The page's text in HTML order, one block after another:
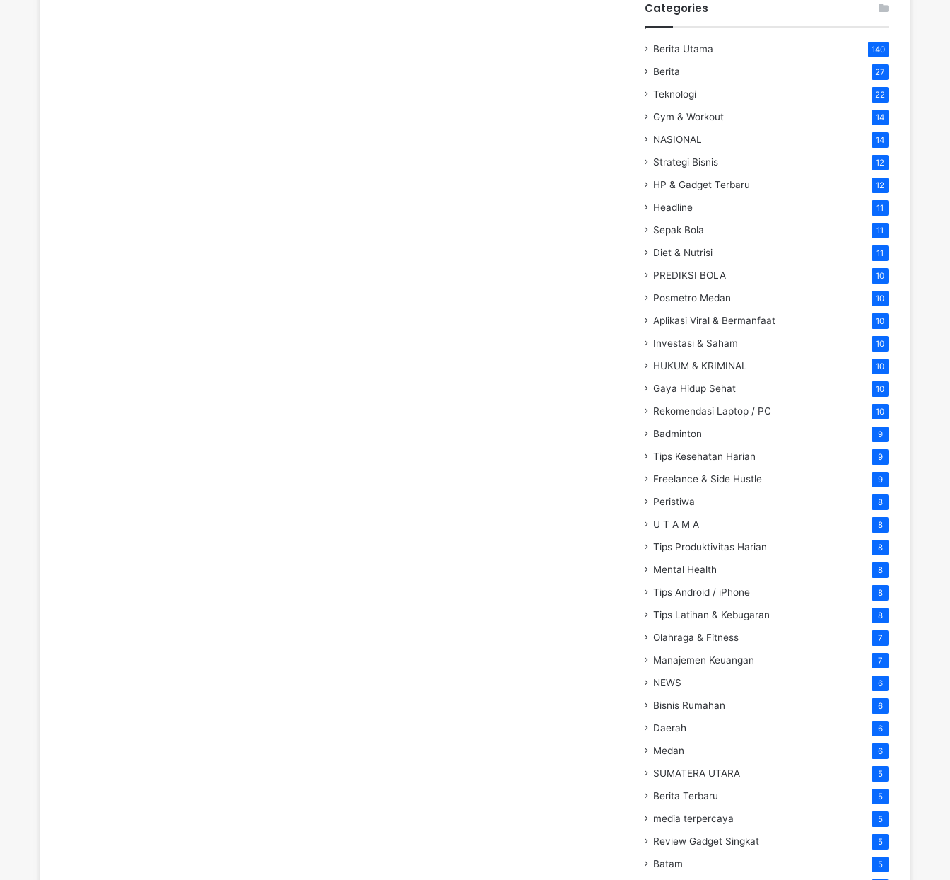
Categories
Berita Utama 140
Berita 27
Teknologi 22
Gym & Workout 14
NASIONAL 14
Strategi Bisnis 12
HP & Gadget Terbaru 12
Headline 11
Sepak Bola 11
Diet & Nutrisi 11
PREDIKSI BOLA 10
Posmetro Medan 10
Aplikasi Viral & Bermanfaat 10
Investasi & Saham 10
HUKUM & KRIMINAL 10
Gaya Hidup Sehat 10
Rekomendasi Laptop / PC 10
Badminton 9
Tips Kesehatan Harian 9
Freelance & Side Hustle 9
Peristiwa 8
U T A M A 8
Tips Produktivitas Harian 8
Mental Health 8
Tips Android / iPhone 8
Tips Latihan & Kebugaran 8
Olahraga & Fitness 7
Manajemen Keuangan 7
NEWS 6
Bisnis Rumahan 6
Daerah 6
Medan 6
SUMATERA UTARA 5
Berita Terbaru 5
media terpercaya 5
Review Gadget Singkat 5
Batam 5